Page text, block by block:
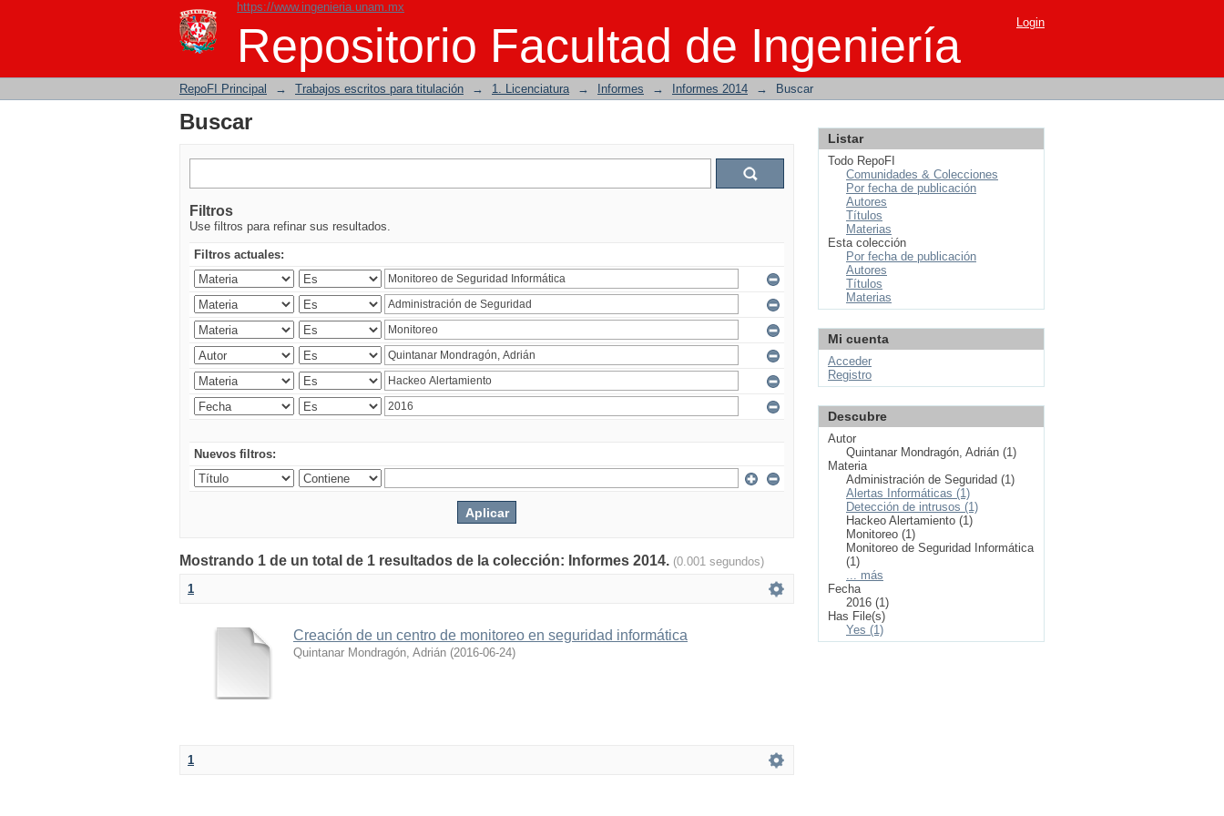
https://www.ingenieria.unam.mx
Repositorio Facultad de Ingeniería
Buscar Login
RepoFI Principal → Trabajos escritos para titulación → 1. Licenciatura → Informes → Informes 2014 → Buscar
Buscar
Filtros
Use filtros para refinar sus resultados.
Filtros actuales:
Nuevos filtros:
Mostrando 1 de un total de 1 resultados de la colección: Informes 2014. (0.001 segundos)
1
Creación de un centro de monitoreo en seguridad informática
Quintanar Mondragón, Adrián (2016-06-24)
1
Listar
Todo RepoFI
Comunidades & Colecciones
Por fecha de publicación
Autores
Títulos
Materias
Esta colección
Por fecha de publicación
Autores
Títulos
Materias
Mi cuenta
Acceder
Registro
Descubre
Autor
Quintanar Mondragón, Adrián (1)
Materia
Administración de Seguridad (1)
Alertas Informáticas (1)
Detección de intrusos (1)
Hackeo Alertamiento (1)
Monitoreo (1)
Monitoreo de Seguridad Informática
(1)
... más
Fecha
2016 (1)
Has File(s)
Yes (1)